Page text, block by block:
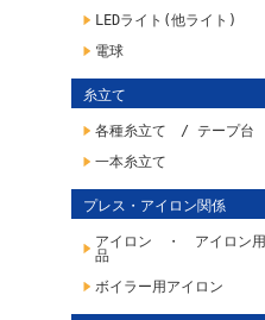
LEDライト(他ライト)
電球
糸立て
各種糸立て / テープ台
一本糸立て
プレス・アイロン関係
アイロン ・ アイロン用
品
ボイラー用アイロン